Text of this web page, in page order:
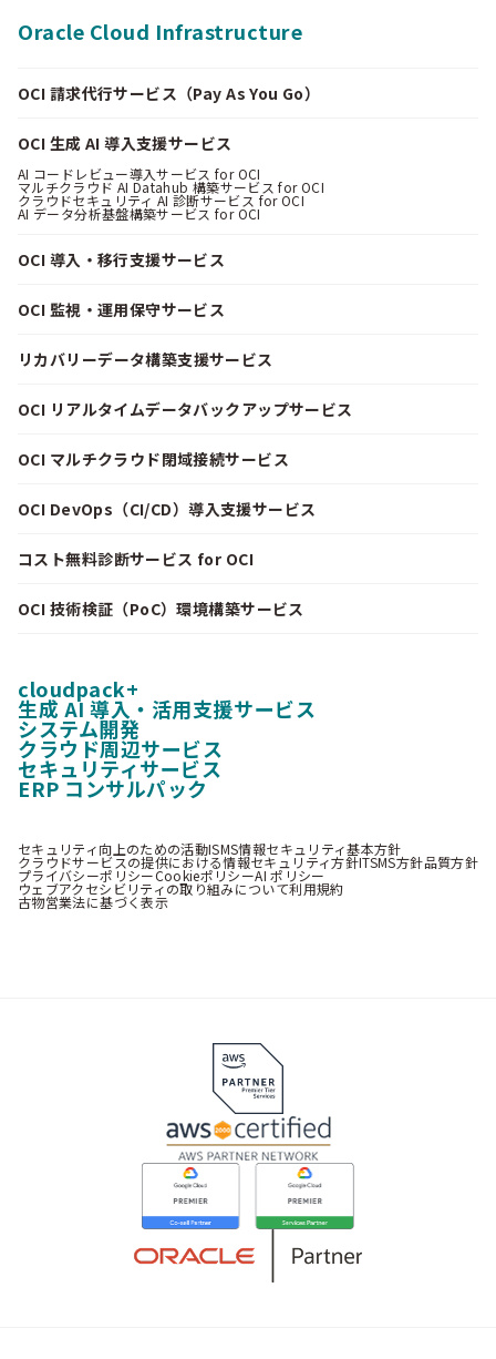
Oracle Cloud Infrastructure
OCI 請求代行サービス（Pay As You Go）
OCI 生成 AI 導入支援サービス
AI コードレビュー導入サービス for OCI
マルチクラウド AI Datahub 構築サービス for OCI
クラウドセキュリティ AI 診断サービス for OCI
AI データ分析基盤構築サービス for OCI
OCI 導入・移行支援サービス
OCI 監視・運用保守サービス
リカバリーデータ構築支援サービス
OCI リアルタイムデータバックアップサービス
OCI マルチクラウド閉域接続サービス
OCI DevOps（CI/CD）導入支援サービス
コスト無料診断サービス for OCI
OCI 技術検証（PoC）環境構築サービス
cloudpack+
生成 AI 導入・活用支援サービス
システム開発
クラウド周辺サービス
セキュリティサービス
ERP コンサルパック
セキュリティ向上のための活動ISMS情報セキュリティ基本方針
クラウドサービスの提供における情報セキュリティ方針ITSMS方針品質方針
プライバシーポリシーCookieポリシーAI ポリシー
ウェブアクセシビリティの取り組みについて利用規約
古物営業法に基づく表示